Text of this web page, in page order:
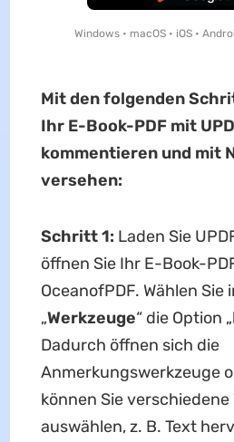
Windows • macOS • iOS •
Mit den folgenden
Ihr E-Book-PDF mit
kommentieren und mit
versehen:
Schritt 1: Laden Sie
öffnen Sie Ihr E-Book-
OceanofPDF. Wählen Sie
„Werkzeuge“ die Option „
Dadurch öffnen sich die
Anmerkungswerkzeuge
können Sie verschiedene
auswählen, z. B. Text